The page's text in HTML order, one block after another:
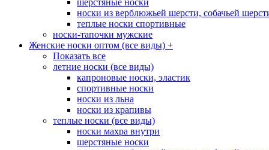
шерстяные носки
носки из верблюжьей шерсти, собачьей
теплые носки спортивные
носки-тапочки мужские
Женские носки оптом (все виды) +
Показать все
летние носки (все виды)
капроновые носки, эластик
спортивные носки
носки из льна
носки из крапивы
теплые носки (все виды)
носки махра внутри
шерстяные носки